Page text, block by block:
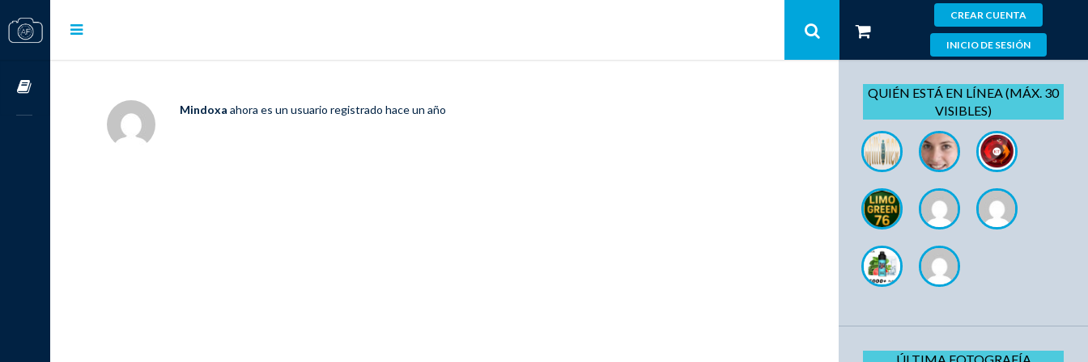
CREAR CUENTA
INICIO DE SESIÓN
Mindoxa ahora es un usuario registrado hace un año
QUIÉN ESTÁ EN LÍNEA (MÁX. 30
VISIBLES)